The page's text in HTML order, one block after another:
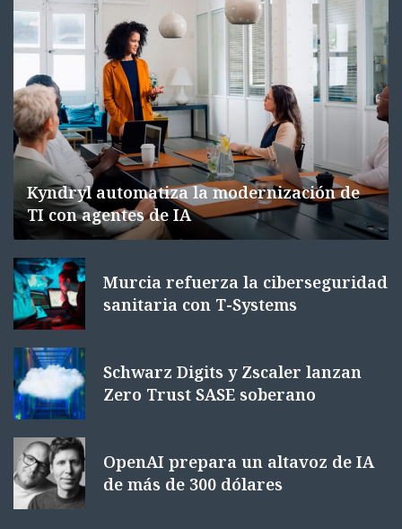
Kyndryl automatiza la modernización de
TI con agentes de IA
Murcia refuerza la ciberseguridad
sanitaria con T-Systems
Schwarz Digits y Zscaler lanzan
Zero Trust SASE soberano
OpenAI prepara un altavoz de IA
de más de 300 dólares